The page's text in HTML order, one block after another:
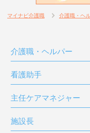
マイナビ介護職 介護職・ヘ
介護職・ヘルパー
看護助手
主任ケアマネジャー
施設長